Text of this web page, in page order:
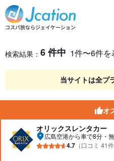
レンタカー検索・比較
レンタカー検索結果
検索結果： 6 件中 1件〜6件を
当サイトは全プ
オ
オリックスレンタカー
広島空港から車で8分・
4.7 （口コミ 41件